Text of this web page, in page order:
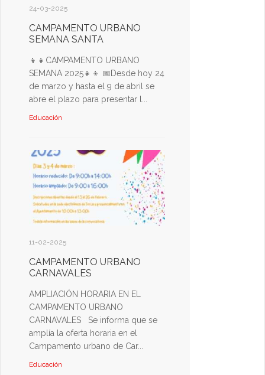
24-03-2025
CAMPAMENTO URBANO
SEMANA SANTA
👦👧CAMPAMENTO URBANO
SEMANA 2025👧👦 📅Desde hoy 24
de marzo y hasta el 9 de abril se
abre el plazo para presentar l...
Educación
11-02-2025
CAMPAMENTO URBANO
CARNAVALES
AMPLIACIÓN HORARIA EN EL
CAMPAMENTO URBANO
CARNAVALES Se informa que se
amplía la oferta horaria en el
Campamento urbano de Car...
Educación